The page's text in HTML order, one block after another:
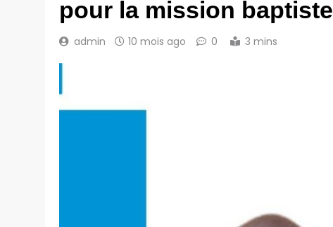
pour la mission baptiste
admin 10 mois ago 0 3 mins